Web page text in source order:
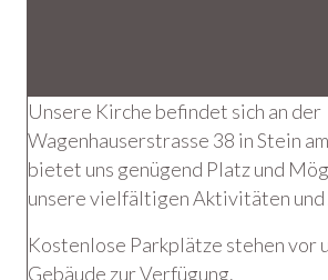
Unsere Kirche befindet sich an der
Wagenhauserstrasse 38 in Stein
bietet uns genügend Platz und
unsere vielfältigen Aktivitäten
Kostenlose Parkplätze stehen vor
Gebäude zur Verfügung.